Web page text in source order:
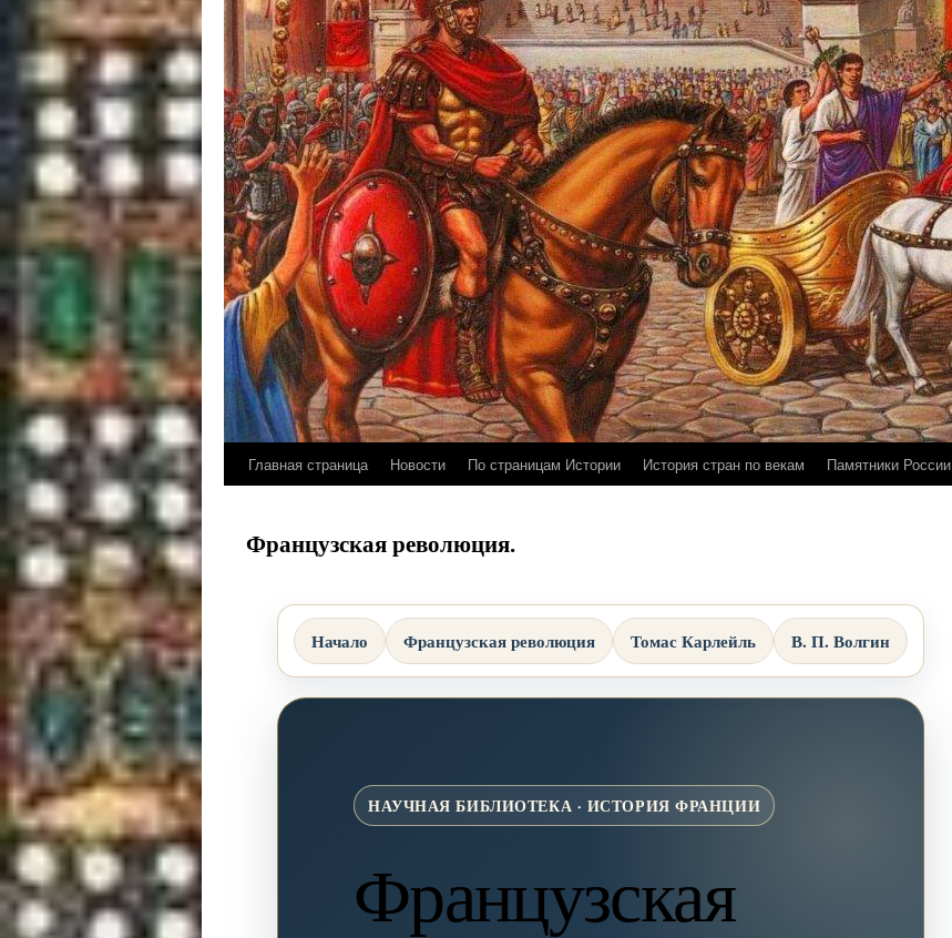
Главная страница Новости По страницам Истории История стран по векам Памятники России
Французская революция.
Начало Французская революция Томас Карлейль В. П. Волгин
НАУЧНАЯ БИБЛИОТЕКА · ИСТОРИЯ ФРАНЦИИ
Французская